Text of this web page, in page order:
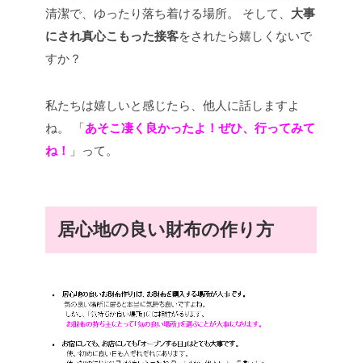
清潔で、ゆったり落ち着ける場所。
そして、 大事
にされ真心こもった接客をされたら嬉しくないで
すか？
私たちは嬉しいと感じたら、他人に話しますよ
ね。
「あそこ凄く良かったよ！ぜひ、行ってみて
ね！
」って。
居心地の良い財布の作り方